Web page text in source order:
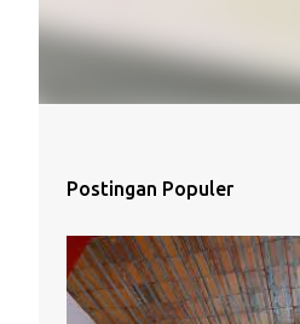
Postingan Populer